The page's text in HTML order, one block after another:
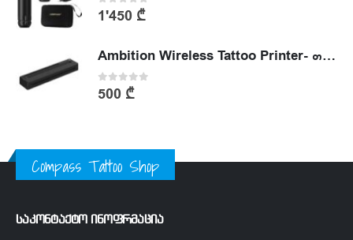
0out of 5
1'450 ₾
Ambition Wireless Tattoo Printer- თერმული პრინტერი
0out of 5
500 ₾
Compass Tattoo Shop
საკონტაქტო ინოფრმაცია